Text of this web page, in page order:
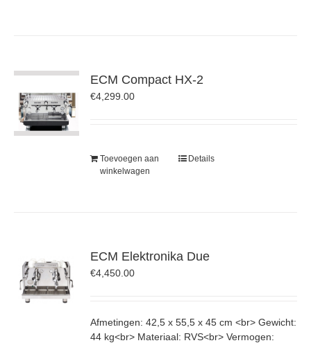
ECM Compact HX-2
€4,299.00
Toevoegen aan
winkelwagen
Details
ECM Elektronika Due
€4,450.00
Afmetingen: 42,5 x 55,5 x 45 cm <br> Gewicht:
44 kg<br> Materiaal: RVS<br> Vermogen: